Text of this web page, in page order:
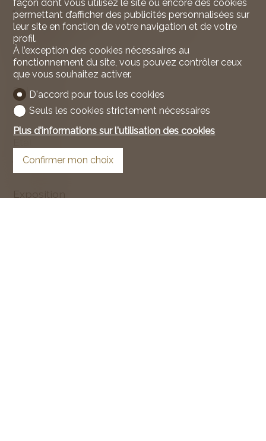
Cuisine équipée
Branchements pour colonne de lavage
Baignoire
Interphone
Sol
Carrelage
Très bon
Exposition
façon dont vous utilisez le site ou encore des cookies
permettant d’afficher des publicités personnalisées sur
leur site en fonction de votre navigation et de votre
profil.
À l’exception des cookies nécessaires au
fonctionnement du site, vous pouvez contrôler ceux
que vous souhaitez activer.
D'accord pour tous les cookies
Seuls les cookies strictement nécessaires
Plus d'informations sur l'utilisation des cookies
Confirmer mon choix